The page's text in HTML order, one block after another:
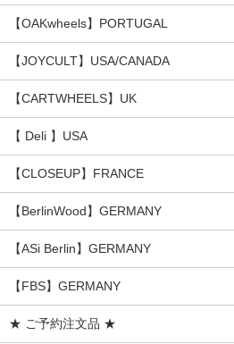
【OAKwheels】PORTUGAL
【JOYCULT】USA/CANADA
【CARTWHEELS】UK
【 Deli 】USA
【CLOSEUP】FRANCE
【BerlinWood】GERMANY
【ASi Berlin】GERMANY
【FBS】GERMANY
★ ご予約注文品 ★